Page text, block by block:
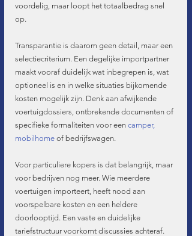
voordelig, maar loopt het totaalbedrag snel
op.
Transparantie is daarom geen detail, maar een
selectiecriterium. Een degelijke importpartner
maakt vooraf duidelijk wat inbegrepen is, wat
optioneel is en in welke situaties bijkomende
kosten mogelijk zijn. Denk aan afwijkende
voertuigdossiers, ontbrekende documenten of
specifieke formaliteiten voor een camper,
mobilhome of bedrijfswagen.
Voor particuliere kopers is dat belangrijk, maar
voor bedrijven nog meer. Wie meerdere
voertuigen importeert, heeft nood aan
voorspelbare kosten en een heldere
doorlooptijd. Een vaste en duidelijke
tariefstructuur voorkomt discussies achteraf.